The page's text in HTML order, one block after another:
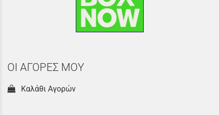
ΟΙ ΑΓΟΡΕΣ ΜΟΥ
Καλάθι Αγορών